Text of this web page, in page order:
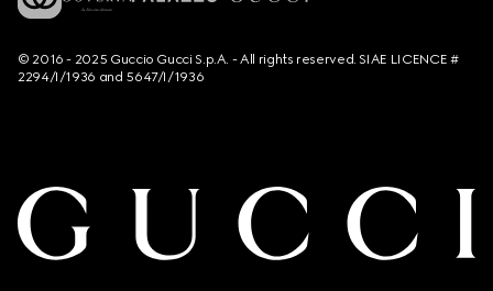
© 2016 - 2025 Guccio Gucci S.p.A. - All rights reserved. SIAE LICENCE #
2294/I/1936 and 5647/I/1936